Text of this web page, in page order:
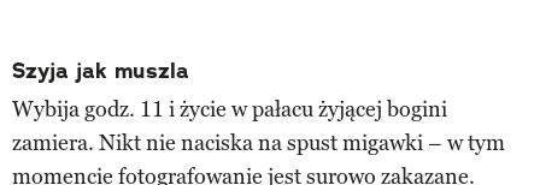
Szyja jak muszla
Wybija godz. 11 i życie w pałacu żyjącej bogini
zamiera. Nikt nie naciska na spust migawki – w tym
momencie fotografowanie jest surowo zakazane.